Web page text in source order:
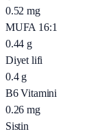
0.52 mg
MUFA 16:1
0.44 g
Diyet lifi
0.4 g
B6 Vitamini
0.26 mg
Sistin